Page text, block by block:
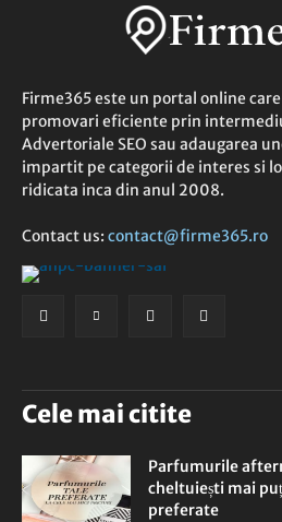
Firme365 este un portal online
promovari eficiente prin
Advertoriale SEO sau adaugarea
impartit pe categorii de interes si
ridicata inca din anul 2008.
Contact us: contact@firme365.ro
Cele mai citite
Parfumurile
cheltuiești mai
preferate